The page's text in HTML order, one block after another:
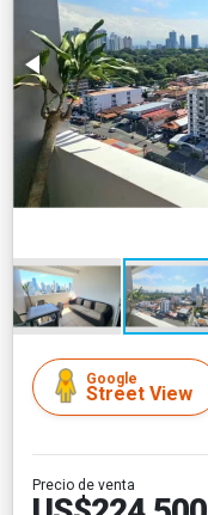
Google
Street View
Precio de venta